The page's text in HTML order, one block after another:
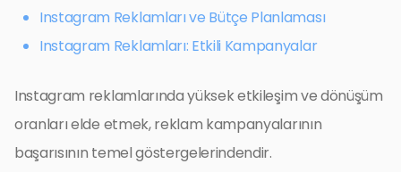
Instagram Reklamları ve Bütçe Planlaması
Instagram Reklamları: Etkili Kampanyalar
Instagram reklamlarında yüksek etkileşim ve dönüşüm
oranları elde etmek, reklam kampanyalarının
başarısının temel göstergelerindendir.